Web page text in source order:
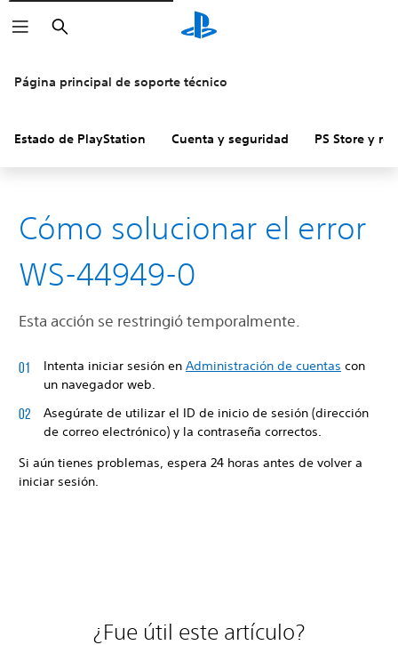
Buscar
Página principal de soporte técnico
Estado de PlayStation Cuenta y seguridad PS Store y
Cómo solucionar el error
WS-44949-0
Esta acción se restringió temporalmente.
Intenta iniciar sesión en Administración de cuentas con
un navegador web.
Asegúrate de utilizar el ID de inicio de sesión (dirección
de correo electrónico) y la contraseña correctos.
Si aún tienes problemas, espera 24 horas antes de volver a
iniciar sesión.
¿Fue útil este artículo?